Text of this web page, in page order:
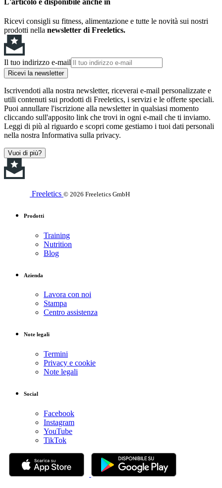
Ricevi consigli su fitness, alimentazione e tutte le novità sui nostri
prodotti nella newsletter di Freeletics.
Il tuo indirizzo e-mail
Ricevi la newsletter
Iscrivendoti alla nostra newsletter, riceverai e-mail personalizzate e
utili contenuti sui prodotti di Freeletics, i servizi e le offerte speciali.
Puoi annullare l'iscrizione alla newsletter in qualsiasi momento
cliccando sull'apposito link che trovi in ogni e-mail che ti inviamo.
Leggi di più al riguardo e scopri come gestiamo i tuoi dati personali
nella nostra Informativa sulla privacy.
Vuoi di più?
Freeletics © 2026 Freeletics GmbH
Prodotti
Training
Nutrition
Blog
Azienda
Lavora con noi
Stampa
Centro assistenza
Note legali
Termini
Privacy e cookie
Note legali
Social
Facebook
Instagram
YouTube
TikTok